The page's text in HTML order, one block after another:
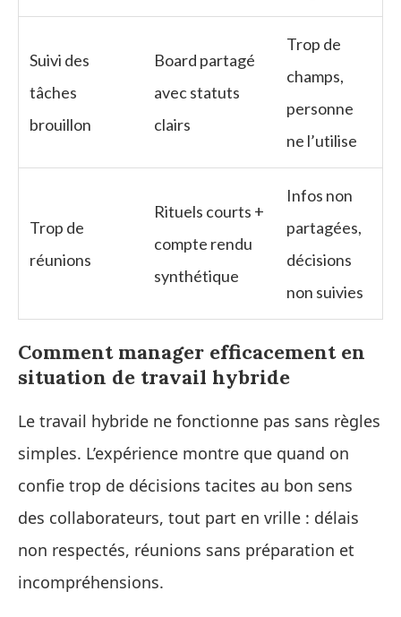
Suivi des
tâches
brouillon
Board partagé
avec statuts
clairs
Trop de
champs,
personne
ne l’utilise
Trop de
réunions
Rituels courts +
compte rendu
synthétique
Infos non
partagées,
décisions
non suivies
Comment manager efficacement en
situation de travail hybride
Le travail hybride ne fonctionne pas sans règles
simples. L’expérience montre que quand on
confie trop de décisions tacites au bon sens
des collaborateurs, tout part en vrille : délais
non respectés, réunions sans préparation et
incompréhensions.